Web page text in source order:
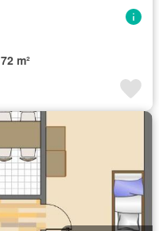
72 m²